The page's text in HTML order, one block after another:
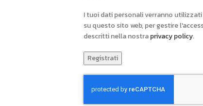
I tuoi dati personali verranno
su questo sito web, per gestire
descritti nella nostraprivacy policy.
Registrati